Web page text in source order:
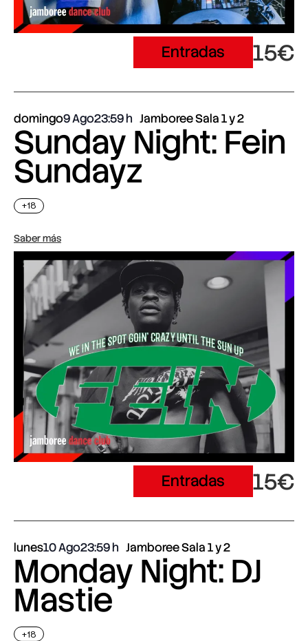
Entradas 15€
domingo9 Ago23:59 Jamboree Sala 1 y 2
Sunday Night: Fein
Sundayz
+18
Saber más
Entradas 15€
lunes10 Ago23:59 Jamboree Sala 1 y 2
Monday Night: DJ
Mastie
+18